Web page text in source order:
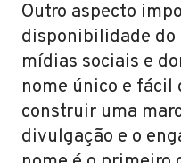
Outro aspecto
disponibilidade do
mídias sociais e
nome único e fácil
construir uma
divulgação e o